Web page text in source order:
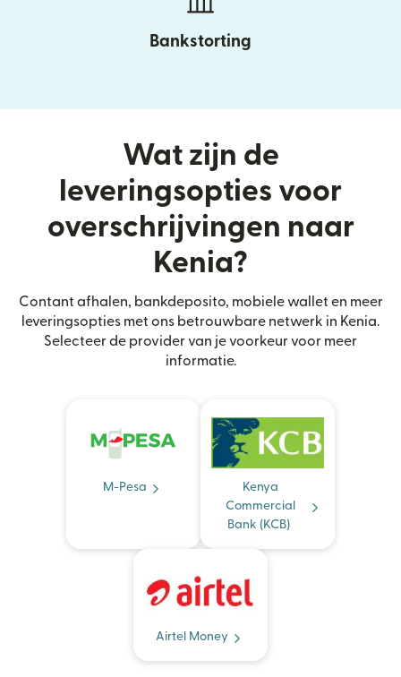
Bankstorting
Wat zijn de
leveringsopties voor
overschrijvingen naar
Kenia?
Contant afhalen, bankdeposito, mobiele wallet en meer
leveringsopties met ons betrouwbare netwerk in Kenia.
Selecteer de provider van je voorkeur voor meer
informatie.
M-Pesa
Kenya
Commercial
Bank (KCB)
Airtel Money